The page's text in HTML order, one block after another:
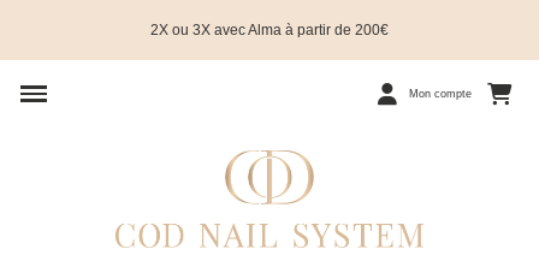
2X ou 3X avec Alma à partir de 200€
Mon compte